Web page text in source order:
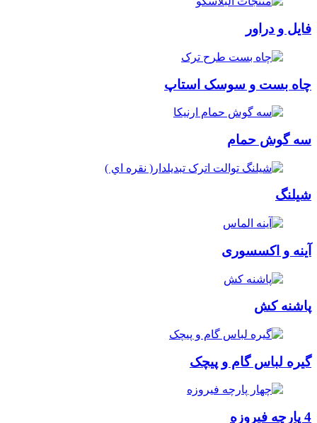
فایل و دراور
چاه بست و سوسک استاپ
سه گوش حمام
شیلنگ
آینه و اکسسوری
پاشنه کش
گیره لباس گام و پیچک
4 پارچه فیروزه